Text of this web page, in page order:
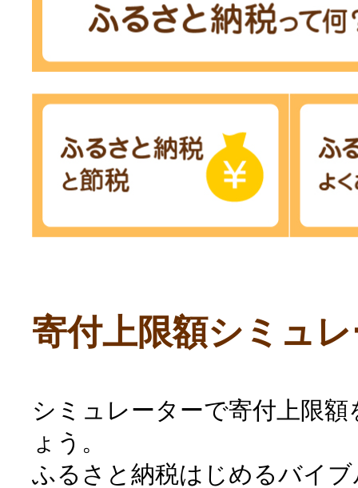
寄付上限額シミュ
シミュレーターで寄付上限
ょう。
ふるさと納税はじめるバイ